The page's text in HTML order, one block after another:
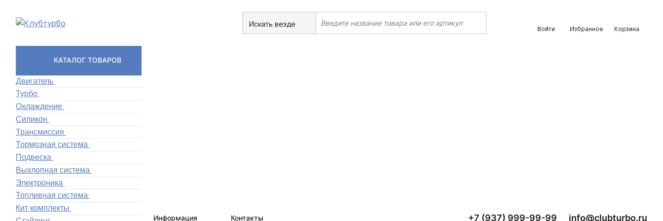
Искать везде
Войти Избранное Корзина
КАТАЛОГ ТОВАРОВ
Двигатель
Турбо
Охлаждение
Силикон
Трансмиссия
Тормозная система
Подвеска
Выхлопная система
Электроника
Топливная система
Кит комплекты
Информация Контакты +7 (937) 999-99-99 info@clubturbo.ru